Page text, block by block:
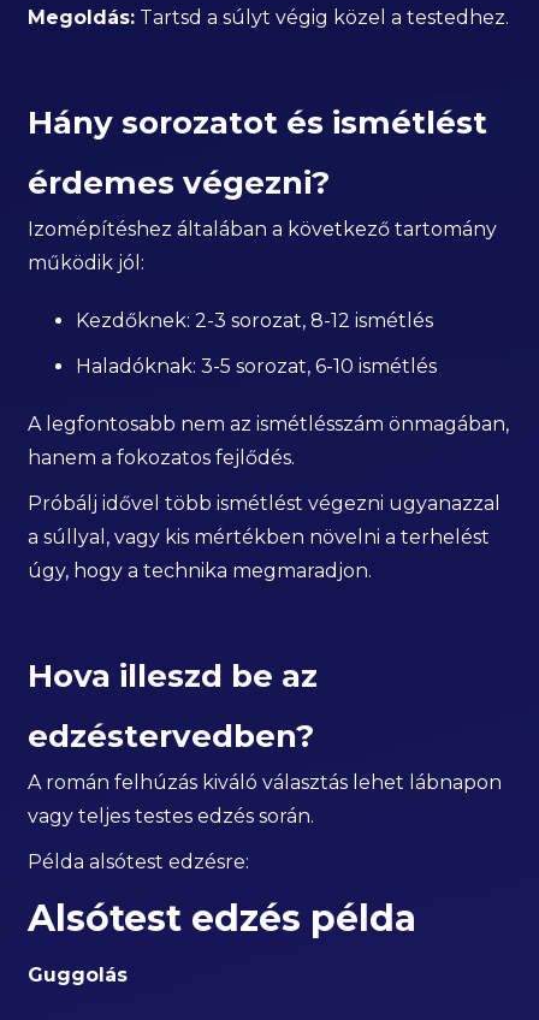
Megoldás: Tartsd a súlyt végig közel a testedhez.
Hány sorozatot és ismétlést
érdemes végezni?
Izomépítéshez általában a következő tartomány
működik jól:
Kezdőknek: 2-3 sorozat, 8-12 ismétlés
Haladóknak: 3-5 sorozat, 6-10 ismétlés
A legfontosabb nem az ismétlésszám önmagában,
hanem a fokozatos fejlődés.
Próbálj idővel több ismétlést végezni ugyanazzal
a súllyal, vagy kis mértékben növelni a terhelést
úgy, hogy a technika megmaradjon.
Hova illeszd be az
edzéstervedben?
A román felhúzás kiváló választás lehet lábnapon
vagy teljes testes edzés során.
Példa alsótest edzésre:
Alsótest edzés példa
Guggolás